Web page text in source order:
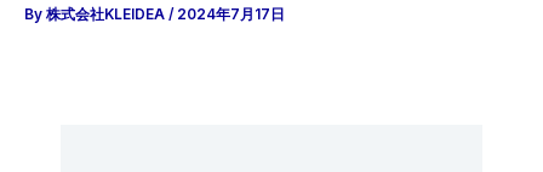
By 株式会社KLEIDEA / 2024年7月17日